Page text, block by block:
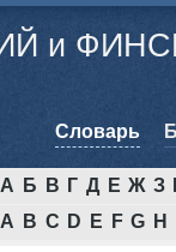
и
Cловарь
А Б В Г Д Е Ж З
A B C D E F G H